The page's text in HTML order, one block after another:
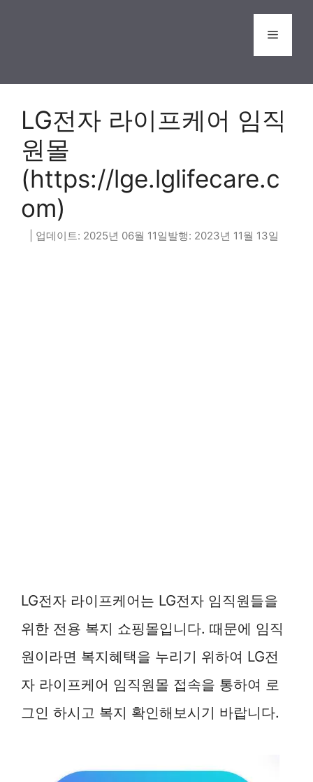
Menu
LG전자 라이프케어 임직
원몰
(https://lge.lglifecare.c
om)
2025년 06월 11일 2023년 11월 13일
LG전자 라이프케어는 LG전자 임직원들을
위한 전용 복지 쇼핑몰입니다. 때문에 임직
원이라면 복지혜택을 누리기 위하여 LG전
자 라이프케어 임직원몰 접속을 통하여 로
그인 하시고 복지 확인해보시기 바랍니다.